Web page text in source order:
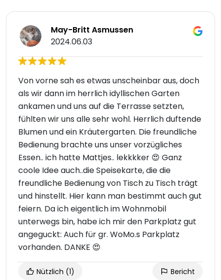
May-Britt Asmussen
2024.06.03
Von vorne sah es etwas unscheinbar aus, doch
als wir dann im herrlich idyllischen Garten
ankamen und uns auf die Terrasse setzten,
fühlten wir uns alle sehr wohl. Herrlich duftende
Blumen und ein Kräutergarten. Die freundliche
Bedienung brachte uns unser vorzügliches
Essen.. ich hatte Mattjes.. lekkkker 😍 Ganz
coole Idee auch..die Speisekarte, die die
freundliche Bedienung von Tisch zu Tisch trägt
und hinstellt. Hier kann man bestimmt auch gut
feiern. Da ich eigentlich im Wohnmobil
unterwegs bin, habe ich mir den Parkplatz gut
angeguckt: Auch für gr. WoMo.s Parkplatz
vorhanden. DANKE 😍
Nützlich (1) Bericht